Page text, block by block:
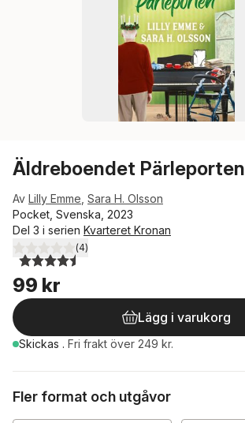
Äldreboendet Pärleporten
Av Lilly Emme Sara H. Olsson
Pocket, Svenska, 2023
Del 3 i serien Kvarteret Kronan
4,5utav 5 stjärnor. Totalt antal röster:
(4)
99 kr
Lägg i varukorg
Skickas . Fri frakt över 249 kr.
Fler format och utgåvor